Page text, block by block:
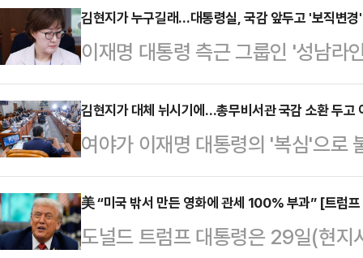
김현지가 누구길래…대통령실, 국감 앞두고 '보직변
이재명 대통령 측근 그룹인 '성남라
실 제1부속실장을 둘러싼 논란이
감 출석 여부가 쟁점이었지만, 대통
정했기 때문이다. 대통령실은 보직
이지만, 야권에선 이례적인 보직변
있다.강훈식 비서실장은 29일 서면
렸다. 특히 이번 개편으로 김 비서
김현지가 대체 뉘시기에…총무비서관 국감 소환 두고
여야가 이재명 대통령의 '복심'으로
정감사 증인 채택 여부를 두고 정면
6개월은 허니문 기간"이라며 김현
자, 국민의힘은 '허니문'과 일개 비
美 “미국 밖서 만든 영화에 관세 100% 부과” [트럼
도널드 트럼프 대통령은 29일(현지